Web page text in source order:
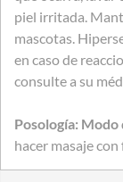
piel irritada.
mascotas.
en caso de
consulte a su
Posología: Modo
hacer masaje